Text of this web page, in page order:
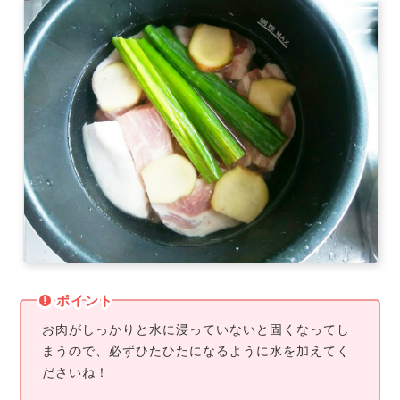
ポイント
お肉がしっかりと水に浸っていないと固くなってし
まうので、必ずひたひたになるように水を加えてく
ださいね！